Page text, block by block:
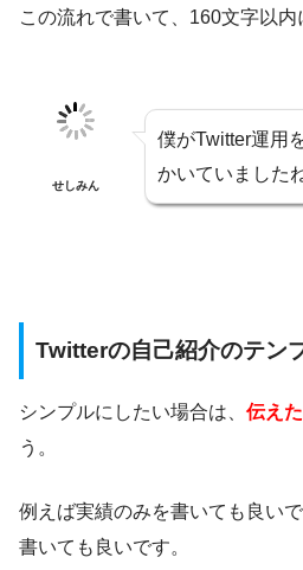
この流れで書いて、160文字以内
せしみん
僕がTwitter運用
かいていました
Twitterの自己紹介のテン
シンプルにしたい場合は、 伝え
う。
例えば実績のみを書いても良い
書いても良いです。